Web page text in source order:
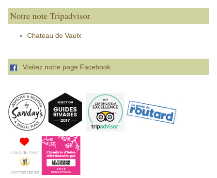
Notre note Tripadvisor
Chateau de Vaulx
Visitez notre page Facebook